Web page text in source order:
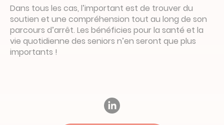
Dans tous les cas, l’important est de trouver du
soutien et une compréhension tout au long de son
parcours d’arrêt. Les bénéficies pour la santé et la
vie quotidienne des seniors n’en seront que plus
importants !